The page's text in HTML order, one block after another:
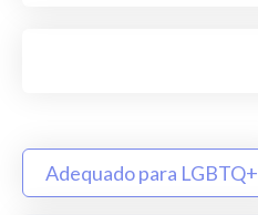
Adequado para LGBTQ+